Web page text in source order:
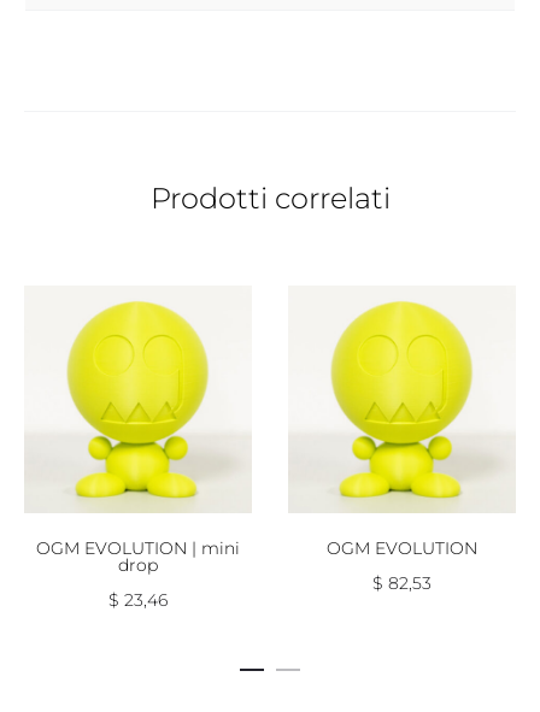
Prodotti correlati
OGM EVOLUTION | mini
drop
$ 23,46
OGM EVOLUTION
$ 82,53